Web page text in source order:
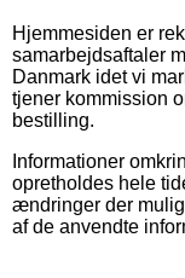
Hjemmesiden er
samarbejdsaftaler
Danmark idet vi
tjener kommission
bestilling.
Informationer
opretholdes hele
ændringer der
af de anvendte